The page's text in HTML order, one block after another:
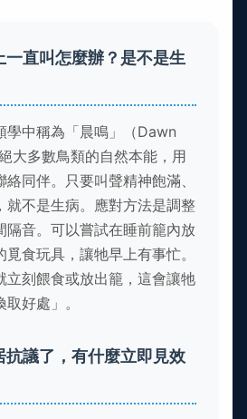
一直叫怎麼辦？是不是生
學中稱為「晨鳴」（Dawn
大多數鳥類的自然本能，用
同伴。只要叫聲精神飽滿、
就不是生病。應對方法是調整
隔音。可以嘗試在睡前籠內放
食玩具，讓牠早上有事忙。
立刻餵食或放出籠，這會讓牠
好處」。
抗議了，有什麼立即見效